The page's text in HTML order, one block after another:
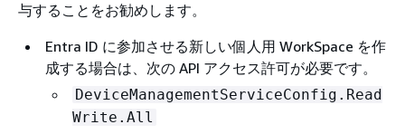
与することをお勧めします。
Entra ID に参加させる新しい個人用 WorkSpace を作
成する場合は、次の API アクセス許可が必要です。
DeviceManagementServiceConfig.Read
Write.All